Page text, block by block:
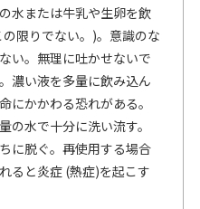
水または牛乳や生卵を飲
限りでない。)。意識のな
い。無理に吐かせないで
濃い液を多量に飲み込ん
にかかわる恐れがある。
の水で十分に洗い流す。
に脱ぐ。再使用する場合
ると炎症 (熱症)を起こす